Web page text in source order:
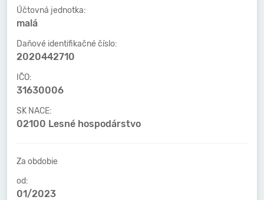
Účtovná jednotka:
malá
Daňové identifikačné číslo:
2020442710
IČO:
31630006
SK NACE:
02100 Lesné hospodárstvo
Za obdobie
od:
01/2023